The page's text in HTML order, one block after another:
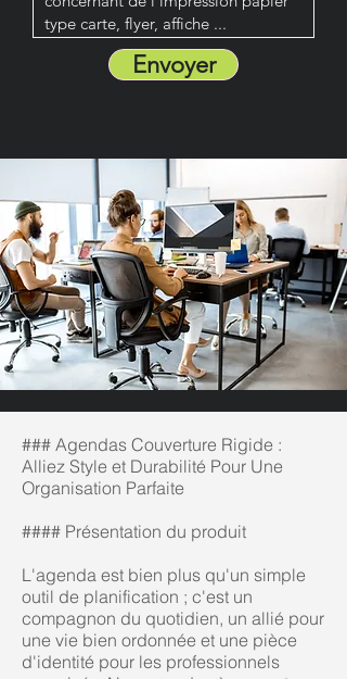
Envoyer
### Agendas Couverture Rigide :
Alliez Style et Durabilité Pour Une
Organisation Parfaite
#### Présentation du produit
L'agenda est bien plus qu'un simple
outil de planification ; c'est un
compagnon du quotidien, un allié pour
une vie bien ordonnée et une pièce
d'identité pour les professionnels